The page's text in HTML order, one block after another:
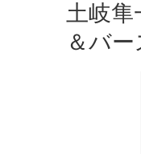
土岐
＆バ